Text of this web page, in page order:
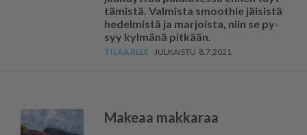
tä­mis­tä. Val­mis­ta smoot­hie jäi­sis­tä
he­del­mis­tä ja mar­jois­ta, niin se py­
syy kyl­mä­nä pit­kään.
8.7.2021
Makeaa makkaraa